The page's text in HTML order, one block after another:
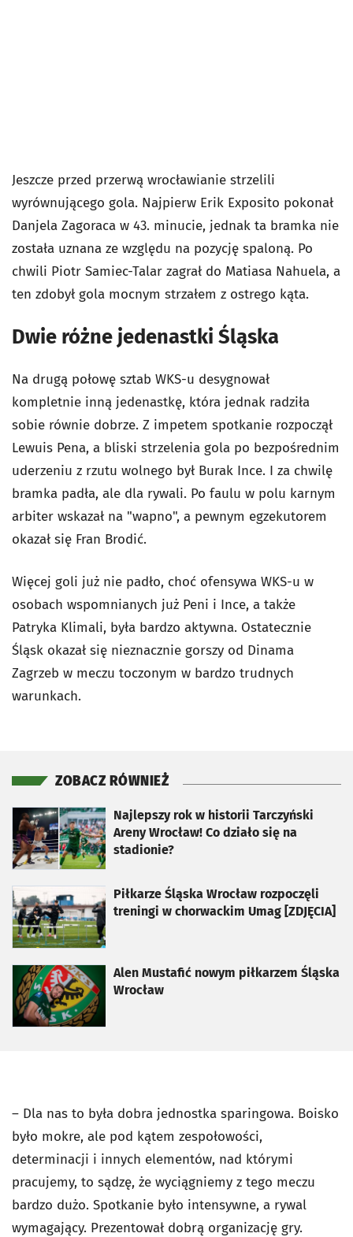
Jeszcze przed przerwą wrocławianie strzelili
wyrównującego gola. Najpierw Erik Exposito pokonał
Danjela Zagoraca w 43. minucie, jednak ta bramka nie
została uznana ze względu na pozycję spaloną. Po
chwili Piotr Samiec-Talar zagrał do Matiasa Nahuela, a
ten zdobył gola mocnym strzałem z ostrego kąta.
Dwie różne jedenastki Śląska
Na drugą połowę sztab WKS-u desygnował
kompletnie inną jedenastkę, która jednak radziła
sobie równie dobrze. Z impetem spotkanie rozpoczął
Lewuis Pena, a bliski strzelenia gola po bezpośrednim
uderzeniu z rzutu wolnego był Burak Ince. I za chwilę
bramka padła, ale dla rywali. Po faulu w polu karnym
arbiter wskazał na "wapno", a pewnym egzekutorem
okazał się Fran Brodić.
Więcej goli już nie padło, choć ofensywa WKS-u w
osobach wspomnianych już Peni i Ince, a także
Patryka Klimali, była bardzo aktywna. Ostatecznie
Śląsk okazał się nieznacznie gorszy od Dinama
Zagrzeb w meczu toczonym w bardzo trudnych
warunkach.
ZOBACZ RÓWNIEŻ
Najlepszy rok w historii Tarczyński
Areny Wrocław! Co działo się na
stadionie?
otworzy się w nowej karcie
Piłkarze Śląska Wrocław rozpoczęli
treningi w chorwackim Umag [ZDJĘCIA]
otworzy się w nowej karcie
Alen Mustafić nowym piłkarzem Śląska
Wrocław
otworzy się w nowej karcie
– Dla nas to była dobra jednostka sparingowa. Boisko
było mokre, ale pod kątem zespołowości,
determinacji i innych elementów, nad którymi
pracujemy, to sądzę, że wyciągniemy z tego meczu
bardzo dużo. Spotkanie było intensywne, a rywal
wymagający. Prezentował dobrą organizację gry.